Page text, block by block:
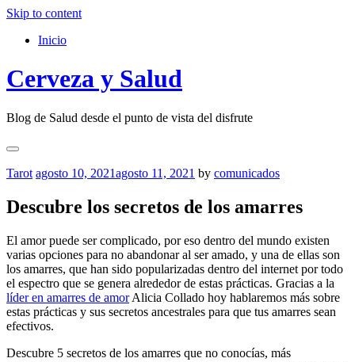
Skip to content
Inicio
Cerveza y Salud
Blog de Salud desde el punto de vista del disfrute
Tarot agosto 10, 2021agosto 11, 2021 by comunicados
Descubre los secretos de los amarres
El amor puede ser complicado, por eso dentro del mundo existen
varias opciones para no abandonar al ser amado, y una de ellas son
los amarres, que han sido popularizadas dentro del internet por todo
el espectro que se genera alrededor de estas prácticas. Gracias a la
líder en amarres de amorAlicia Collado hoy hablaremos más sobre
estas prácticas y sus secretos ancestrales para que tus amarres sean
efectivos.
Descubre 5 secretos de los amarres que no conocías, más